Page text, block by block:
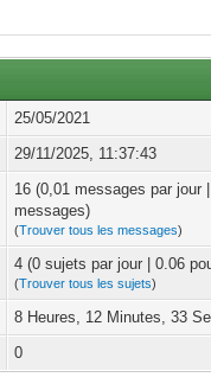
25/05/2021
29/11/2025, 11:37:43
16 (0,01 messages par jour
messages)
(Trouver tous les messages)
4 (0 sujets par jour | 0.06
(Trouver tous les sujets)
8 Heures, 12 Minutes, 33
0